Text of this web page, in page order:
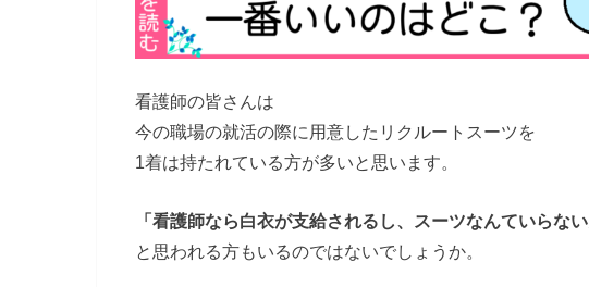
看護師の皆さんは
今の職場の就活の際に用意したリクルートスーツを
1着は持たれている方が多いと思います。
「看護師なら白衣が支給されるし、スーツなんていらない
と思われる方もいるのではないでしょうか。